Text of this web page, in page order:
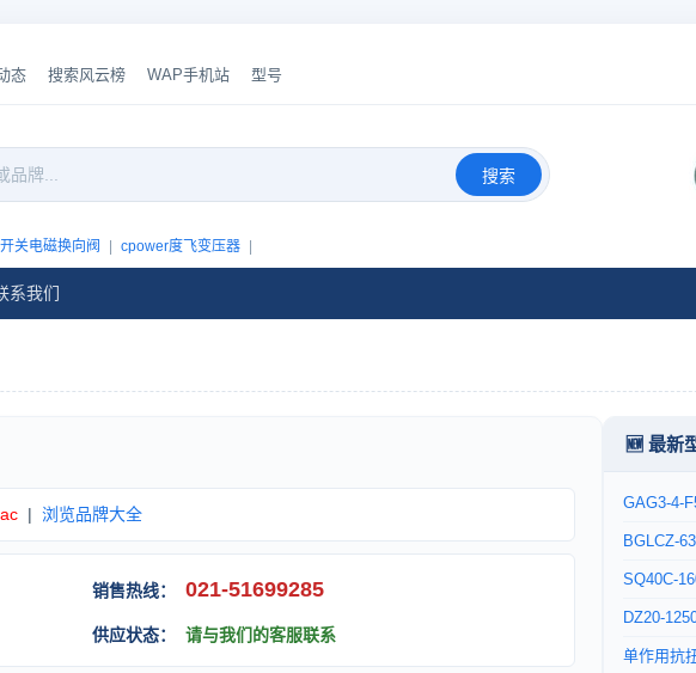
态 搜索风云榜 WAP手机站 型号
搜索
关电磁换向阀 cpower度飞变压器
系我们
| 浏览品牌大全
销售热线： 021-51699285
供应状态： 请与我们的客服联系
🆕 最新
GAG3-4-
BGLCZ-
SQ40C-
DZ20-
单作用抗